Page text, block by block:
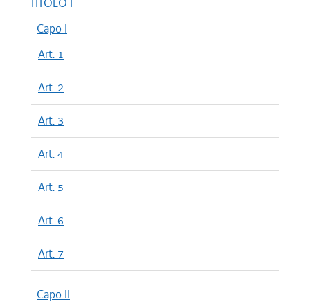
Capo I
Art. 1
Art. 2
Art. 3
Art. 4
Art. 5
Art. 6
Art. 7
Capo II